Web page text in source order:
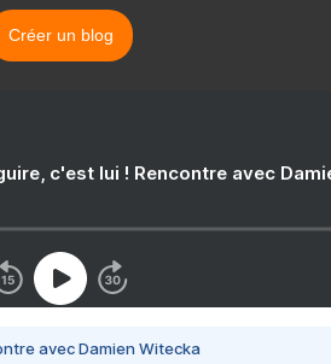
Créer un blog
c'est lui ! Rencontre avec
avec Damien Witecka